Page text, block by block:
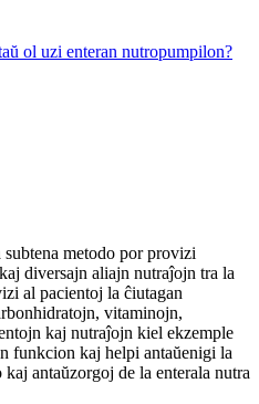
ol uzi enteran nutropumpilon?
subtena metodo por provizi
diversajn aliajn nutraĵojn tra la
al pacientoj la ĉiutagan
vitaminojn,
kaj nutraĵojn kiel ekzemple
funkcion kaj helpi antaŭenigi la
antaŭzorgoj de la enterala nutra